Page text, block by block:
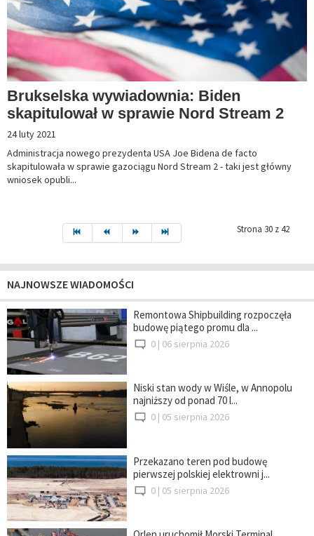
Brukselska wywiadownia: Biden
skapitulował w sprawie Nord Stream 2
24 luty 2021
Administracja nowego prezydenta USA Joe Bidena de facto
skapitulowała w sprawie gazociągu Nord Stream 2 - taki jest główny
wniosek opubli...
Strona 30 z 42
NAJNOWSZE WIADOMOŚCI
Remontowa Shipbuilding rozpoczęła
budowę piątego promu dla ...
0 | 06 sierpnia 2026
Niski stan wody w Wiśle, w Annopolu
najniższy od ponad 70 l...
0 | 05 sierpnia 2026
Przekazano teren pod budowę
pierwszej polskiej elektrowni j...
0 | 05 sierpnia 2026